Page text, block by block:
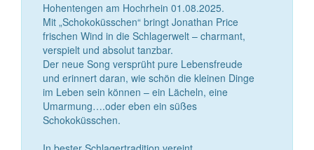
Hohentengen am Hochrhein 01.08.2025.
Mit „Schokoküsschen“ bringt Jonathan Price
frischen Wind in die Schlagerwelt – charmant,
verspielt und absolut tanzbar.
Der neue Song versprüht pure Lebensfreude
und erinnert daran, wie schön die kleinen Dinge
im Leben sein können – ein Lächeln, eine
Umarmung….oder eben ein süßes
Schokoküsschen.